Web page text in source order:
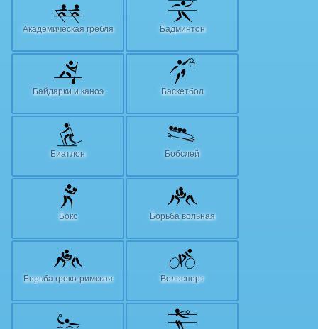
Академическая гребля Бадминтон
Байдарки и каноэ Баскетбол
Биатлон Бобслей
Бокс Борьба вольная
Борьба греко-римская Велоспорт